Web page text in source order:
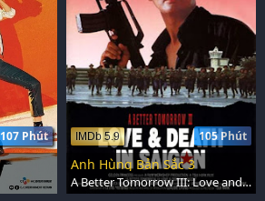
107 Phút 105 Phút
IMDb 5.9
Anh Hùng Bản Sắc 3
A Better Tomorrow III: Love and Death in Saigon (1989)